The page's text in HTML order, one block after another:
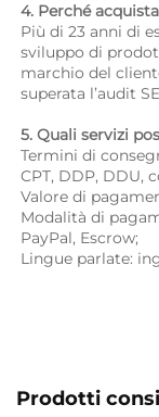
4. Perché
Più di 23 anni di
sviluppo di
marchio del
superata l’audit
5. Quali servizi
Termini di
CPT, DDP, DDU,
Valore di
Modalità di
PayPal, Escrow;
Lingue parlate:
Prodotti